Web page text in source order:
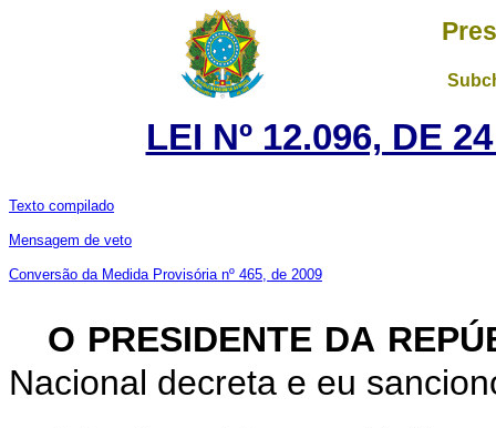
LEI Nº 12.096, DE
Texto compilado
Mensagem de veto
Conversão da Medida Provisória nº 465, de 2009
O PRESIDENTE DA
Nacional decreta e eu